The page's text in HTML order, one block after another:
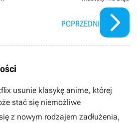
POPRZEDNI
usunie klasykę anime, której
stać się niemożliwe
z nowym rodzajem zadłużenia,